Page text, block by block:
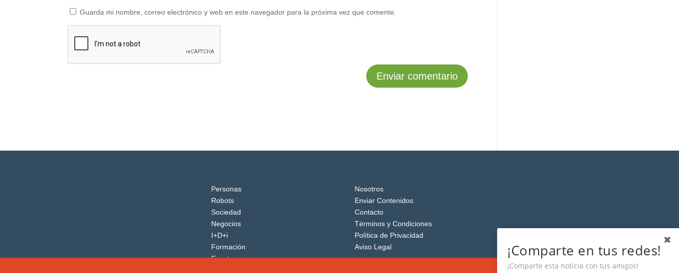
Guarda mi nombre, correo electrónico y web en este navegador para la próxima vez que comente.
Personas
Robots
Sociedad
Negocios
I+D+i
Formación
Eventos
Nosotros
Enviar Contenidos
Contacto
Términos y Condiciones
Política de Privacidad
Aviso Legal
¡Comparte en tus redes!
¡Comparte esta noticia con tus amigos!